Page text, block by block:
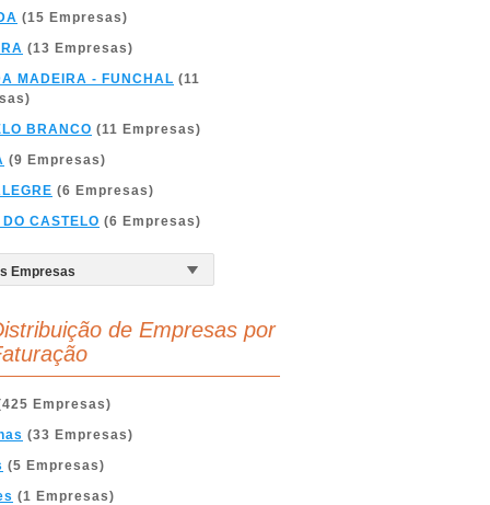
(15 Empresas)
(13 Empresas)
MADEIRA - FUNCHAL (11
BRANCO (11 Empresas)
(9 Empresas)
(6 Empresas)
CASTELO (6 Empresas)
de Empresas por
Empresas)
(33 Empresas)
(5 Empresas)
(1 Empresas)